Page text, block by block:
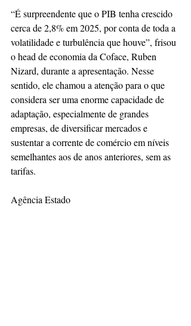
“É surpreendente que o PIB tenha crescido
cerca de 2,8% em 2025, por conta de toda a
volatilidade e turbulência que houve”, frisou
o head de economia da Coface, Ruben
Nizard, durante a apresentação. Nesse
sentido, ele chamou a atenção para o que
considera ser uma enorme capacidade de
adaptação, especialmente de grandes
empresas, de diversificar mercados e
sustentar a corrente de comércio em níveis
semelhantes aos de anos anteriores, sem as
tarifas.
Agência Estado